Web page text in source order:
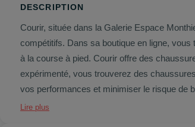
DESCRIPTION
Courir, située dans la Galerie Espace
compétitifs. Dans sa boutique en ligne,
à la course à pied. Courir offre des chaussures de running de haute qualité de marques telles que Nike, Asics, adidas et New Balance. Que vous soyez un coureur occasionnel ou un coureur plus
expérimenté, vous trouverez des
Lire plus